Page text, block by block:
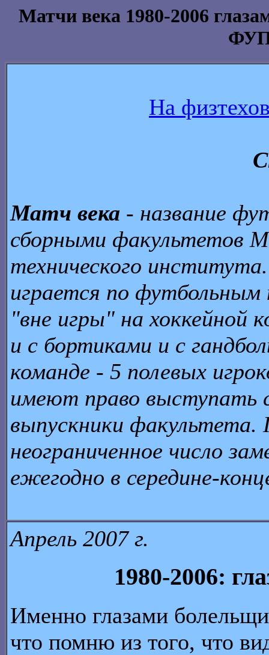
Матчи века 1980-2006
На
Матч века - название
сборными факультетов
технического
играется по футбольным
"вне игры" на хоккейной
и с бортиками и с
команде - 5 полевых
имеют право выступать
выпускники
неограниченное число
ежегодно в середине-
Апрель 2007 г.
1980-2006:
Именно глазами
что помню из того, что